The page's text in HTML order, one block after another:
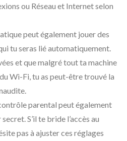
ou Réseau et Internet selon
peut également jouer des
tu seras lié automatiquement.
et que malgré tout ta machine
Wi-Fi, tu as peut-être trouvé la
parental peut également
S’il te bride l’accès au
pas à ajuster ces réglages